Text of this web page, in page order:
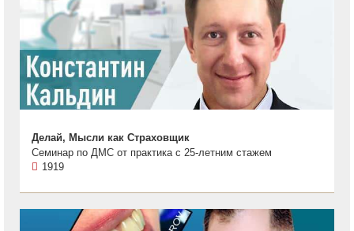
Делай, Мысли как Страховщик
Семинар по ДМС от практика с 25-летним стажем
1919